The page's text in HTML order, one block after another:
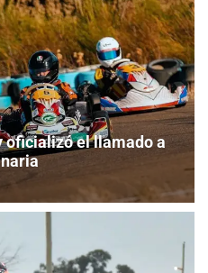
oficializó el llamado a